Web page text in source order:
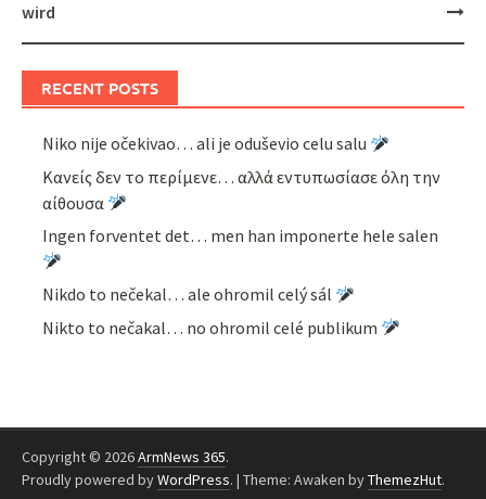
wird
RECENT POSTS
Niko nije očekivao… ali je oduševio celu salu
Κανείς δεν το περίμενε… αλλά εντυπωσίασε όλη την
αίθουσα
Ingen forventet det… men han imponerte hele salen
Nikdo to nečekal… ale ohromil celý sál
Nikto to nečakal… no ohromil celé publikum
Copyright © 2026ArmNews 365.
Proudly powered byWordPress. | Theme: Awaken byThemezHut.